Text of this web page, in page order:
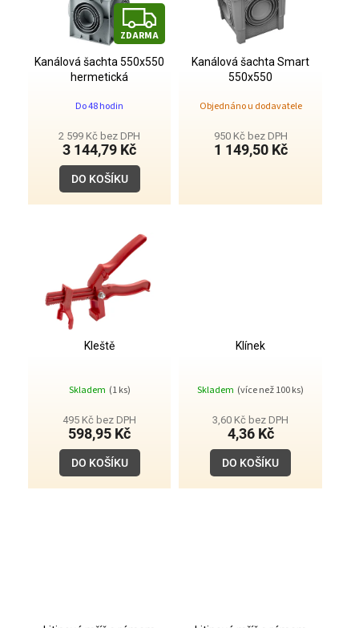
Z
D
ZDARMA
Kanálová šachta 550x550
hermetická
Do 48 hodin
2 599 Kč bez DPH
3 144,79 Kč
DO KOŠÍKU
Kanálová šachta Smart
550x550
Objednáno u dodavatele
950 Kč bez DPH
1 149,50 Kč
Kleště
Skladem (1 ks)
495 Kč bez DPH
598,95 Kč
DO KOŠÍKU
Klínek
Skladem (více než 100 ks)
3,60 Kč bez DPH
4,36 Kč
DO KOŠÍKU